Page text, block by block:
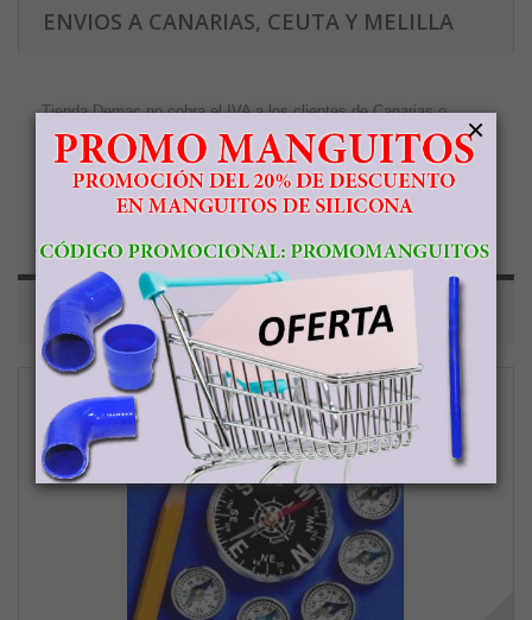
ENVIOS A CANARIAS, CEUTA Y MELILLA
Tienda Demac no cobra el IVA a los clientes de Canarias o
Ceuta y Melilla. Los clientes que realicen un pedido en Tienda
Demac con envíos a Canarias, Ceuta o Melilla deberán abonar el
precio del producto/s, sin impuestos, y luego proceder a enviar
ellos mismos su servicio de transporte para la recogida del
paquete en tienda Demac.
PRODUCTOS RELACIONADOS
×